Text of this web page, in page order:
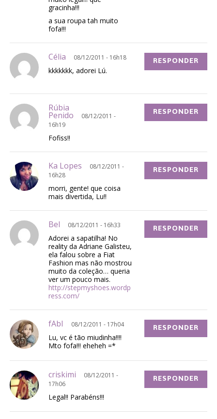
gracinha!!!
a sua roupa tah muito
fofa!!!
Célia 08/12/2011 - 16h18
kkkkkkk, adorei Lú.
RESPONDER
Rúbia
Penido
08/12/2011 -
16h19
Fofiss!!
RESPONDER
Ka Lopes
08/12/2011 -
16h28
morri, gente! que coisa
mais divertida, Lu!!
RESPONDER
Bel 08/12/2011 - 16h33
Adorei a sapatilha! No
reality da Adriane Galisteu,
ela falou sobre a Fiat
Fashion mas não mostrou
muito da coleção… queria
ver um pouco mais.
http://stepmyshoes.wordp
ress.com/
RESPONDER
fAbI 08/12/2011 - 17h04
Lu, vc é tão miudinha!!!!
Mto fofa!!! eheheh =*
RESPONDER
criskimi
08/12/2011 -
17h06
Legal!! Parabéns!!!
RESPONDER